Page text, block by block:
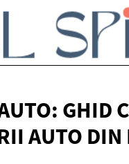
GHID
AUTO DIN